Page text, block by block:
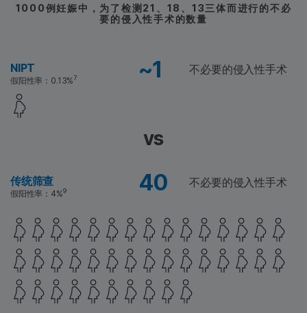
1000例妊娠中，为了检测21、18、13三体而进行的不必
要的侵入性手术的数量
NIPT
假阳性率：0.13%7 ~1 不必要的侵入性手术
vs
传统筛查
假阳性率：4%9 40 不必要的侵入性手术